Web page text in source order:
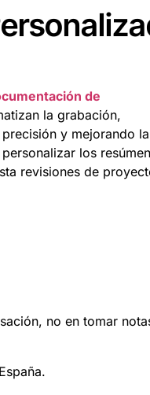
de
la grabación,
y mejorando la
los
revisiones de
no en tomar